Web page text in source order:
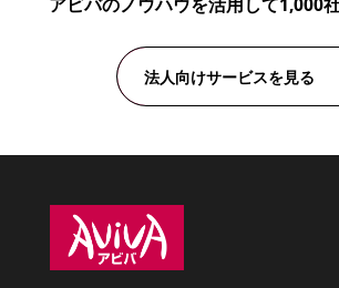
法人向けサービスを見る